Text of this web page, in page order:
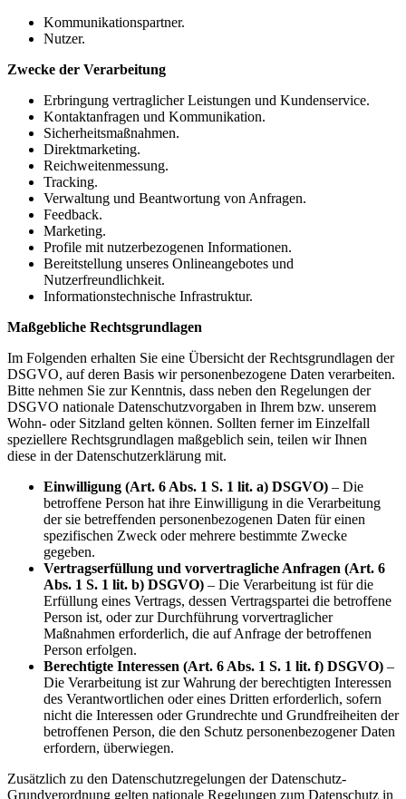
Kommunikationspartner.
Nutzer.
Zwecke der Verarbeitung
Erbringung vertraglicher Leistungen und Kundenservice.
Kontaktanfragen und Kommunikation.
Sicherheitsmaßnahmen.
Direktmarketing.
Reichweitenmessung.
Tracking.
Verwaltung und Beantwortung von Anfragen.
Feedback.
Marketing.
Profile mit nutzerbezogenen Informationen.
Bereitstellung unseres Onlineangebotes und
Nutzerfreundlichkeit.
Informationstechnische Infrastruktur.
Maßgebliche Rechtsgrundlagen
Im Folgenden erhalten Sie eine Übersicht der Rechtsgrundlagen der
DSGVO, auf deren Basis wir personenbezogene Daten verarbeiten.
Bitte nehmen Sie zur Kenntnis, dass neben den Regelungen der
DSGVO nationale Datenschutzvorgaben in Ihrem bzw. unserem
Wohn- oder Sitzland gelten können. Sollten ferner im Einzelfall
speziellere Rechtsgrundlagen maßgeblich sein, teilen wir Ihnen
diese in der Datenschutzerklärung mit.
Einwilligung (Art. 6 Abs. 1 S. 1 lit. a) DSGVO) – Die
betroffene Person hat ihre Einwilligung in die Verarbeitung
der sie betreffenden personenbezogenen Daten für einen
spezifischen Zweck oder mehrere bestimmte Zwecke
gegeben.
Vertragserfüllung und vorvertragliche Anfragen (Art. 6
Abs. 1 S. 1 lit. b) DSGVO) – Die Verarbeitung ist für die
Erfüllung eines Vertrags, dessen Vertragspartei die betroffene
Person ist, oder zur Durchführung vorvertraglicher
Maßnahmen erforderlich, die auf Anfrage der betroffenen
Person erfolgen.
Berechtigte Interessen (Art. 6 Abs. 1 S. 1 lit. f) DSGVO) –
Die Verarbeitung ist zur Wahrung der berechtigten Interessen
des Verantwortlichen oder eines Dritten erforderlich, sofern
nicht die Interessen oder Grundrechte und Grundfreiheiten der
betroffenen Person, die den Schutz personenbezogener Daten
erfordern, überwiegen.
Zusätzlich zu den Datenschutzregelungen der Datenschutz-
Grundverordnung gelten nationale Regelungen zum Datenschutz in